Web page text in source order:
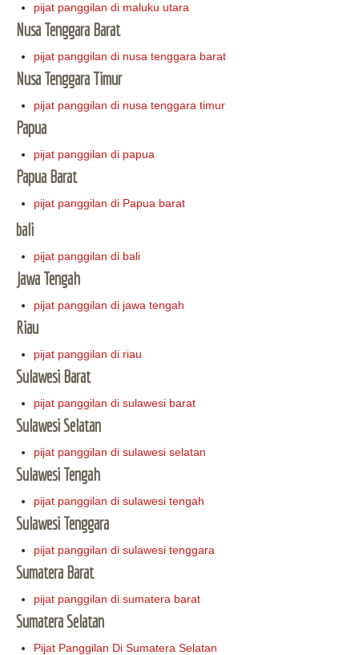
pijat panggilan di maluku utara
Nusa Tenggara Barat
pijat panggilan di nusa tenggara barat
Nusa Tenggara Timur
pijat panggilan di nusa tenggara timur
Papua
pijat panggilan di papua
Papua Barat
pijat panggilan di Papua barat
bali
pijat panggilan di bali
Jawa Tengah
pijat panggilan di jawa tengah
Riau
pijat panggilan di riau
Sulawesi Barat
pijat panggilan di sulawesi barat
Sulawesi Selatan
pijat panggilan di sulawesi selatan
Sulawesi Tengah
pijat panggilan di sulawesi tengah
Sulawesi Tenggara
pijat panggilan di sulawesi tenggara
Sumatera Barat
pijat panggilan di sumatera barat
Sumatera Selatan
Pijat Panggilan Di Sumatera Selatan